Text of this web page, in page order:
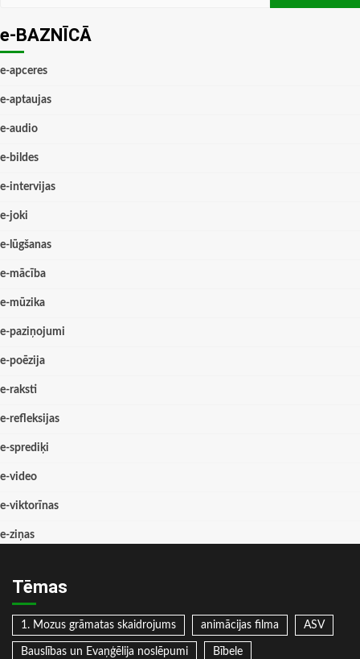
e-BAZNĪCĀ
e-apceres
e-aptaujas
e-audio
e-bildes
e-intervijas
e-joki
e-lūgšanas
e-mācība
e-mūzika
e-paziņojumi
e-poēzija
e-raksti
e-refleksijas
e-sprediķi
e-video
e-viktorīnas
e-ziņas
Tēmas
1. Mozus grāmatas skaidrojums animācijas filma ASV
Bauslības un Evaņģēlija noslēpumi Bībele